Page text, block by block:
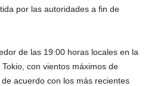
por las autoridades a fin de
de las 19:00 horas locales en la
con vientos máximos de
acuerdo con los más recientes